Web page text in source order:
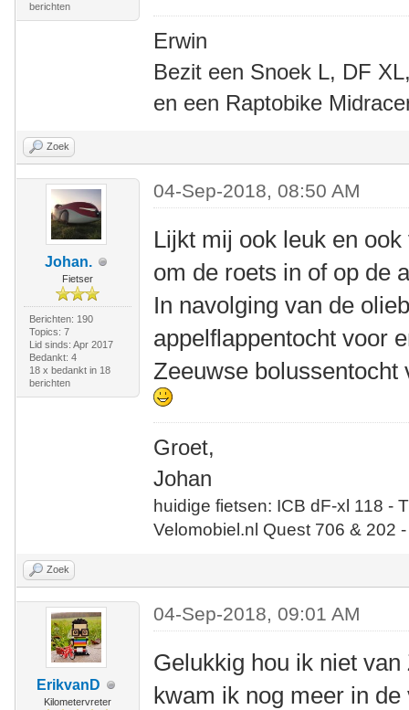
berichten
Erwin
Bezit een Snoek L, DF
en een Raptobike
Zoek
Johan.
Fietser
Berichten: 190
Topics: 7
Lid sinds: Apr 2017
Bedankt: 4
18 x bedankt in 18
berichten
04-Sep-2018, 08:50 AM
Lijkt mij ook leuk en
om de roets in of op de
In navolging van de
appelflappentocht voor
Zeeuwse
Groet,
Johan
huidige fietsen: ICB dF-xl 118 -
Velomobiel.nl Quest 706 & 202
Zoek
ErikvanD
Kilometervreter
04-Sep-2018, 09:01 AM
Gelukkig hou ik niet
kwam ik nog meer in